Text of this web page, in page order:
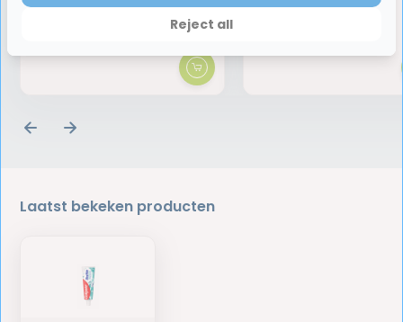
Laatst bekeken producten
Reject all